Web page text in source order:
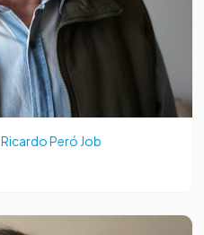
Ricardo Peró Job